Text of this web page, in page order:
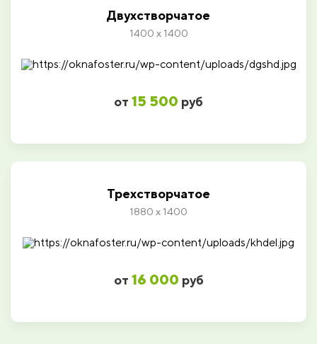
Двухстворчатое
1400 х 1400
от 15 500 руб
Трехстворчатое
1880 х 1400
от 16 000 руб